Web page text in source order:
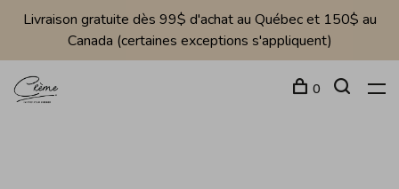
Livraison gratuite dès 99$ d'achat au Québec et 150$ au
Canada (certaines exceptions s'appliquent)
0